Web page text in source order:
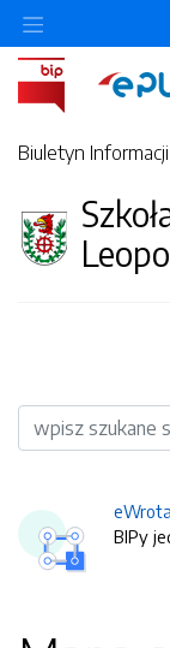
Biuletyn
Wyszukiwarka
eWrota
BIPy